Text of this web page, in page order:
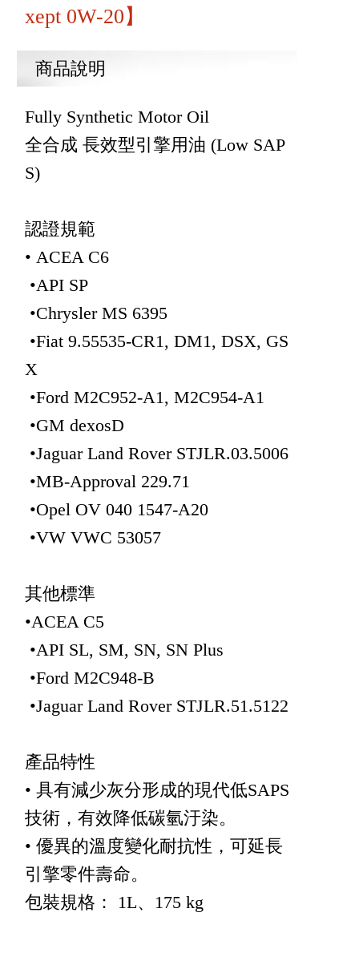
xept 0W-20】
商品說明
Fully Synthetic Motor Oil
全合成 長效型引擎用油 (Low SAP
S)
認證規範
• ACEA C6
•API SP
•Chrysler MS 6395
•Fiat 9.55535-CR1, DM1, DSX, GS
X
•Ford M2C952-A1, M2C954-A1
•GM dexosD
•Jaguar Land Rover STJLR.03.5006
•MB-Approval 229.71
•Opel OV 040 1547-A20
•VW VWC 53057
其他標準
•ACEA C5
•API SL, SM, SN, SN Plus
•Ford M2C948-B
•Jaguar Land Rover STJLR.51.5122
產品特性
• 具有減少灰分形成的現代低SAPS
技術，有效降低碳氫汙染。
• 優異的溫度變化耐抗性，可延長
引擎零件壽命。
包裝規格： 1L、175 kg